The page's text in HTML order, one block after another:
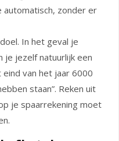
automatisch, zonder er
In het geval je
je jezelf natuurlijk een
eind van het jaar 6000
staan”. Reken uit
je spaarrekening moet